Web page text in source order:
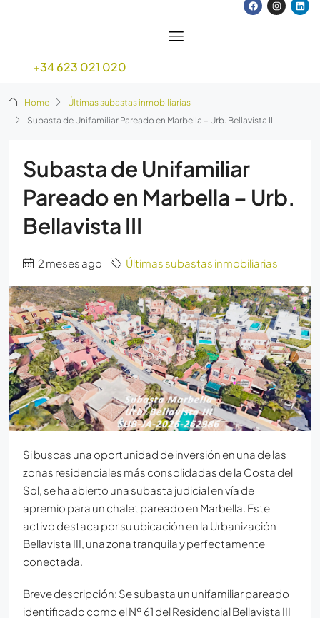
+34 623 021 020
Home
Últimas subastas inmobiliarias
Subasta de Unifamiliar Pareado en Marbella – Urb. Bellavista III
Subasta de Unifamiliar
Pareado en Marbella – Urb.
Bellavista III
2 meses ago Últimas subastas inmobiliarias
Si buscas una oportunidad de inversión en una de las
zonas residenciales más consolidadas de la Costa del
Sol, se ha abierto una subasta judicial en vía de
apremio para un chalet pareado en Marbella. Este
activo destaca por su ubicación en la Urbanización
Bellavista III, una zona tranquila y perfectamente
conectada.
Breve descripción: Se subasta un unifamiliar pareado
identificado como el Nº 61 del Residencial Bellavista III